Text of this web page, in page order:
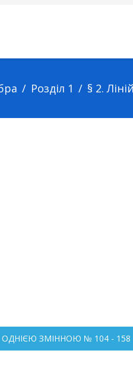
Розділ 1 § 2.
ОДНІЄЮ ЗМІННОЮ № 104 - 158